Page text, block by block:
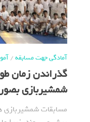
آمادگی جهت مسابقه/
گذراندن زمان
شمشیربازی
مسابقات شمشیربازی